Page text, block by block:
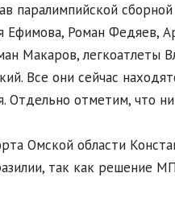
паралимпийской
Роман Федяев,
Макаров,
Все они сейчас
Отдельно отметим, что
Омской области
так как решение